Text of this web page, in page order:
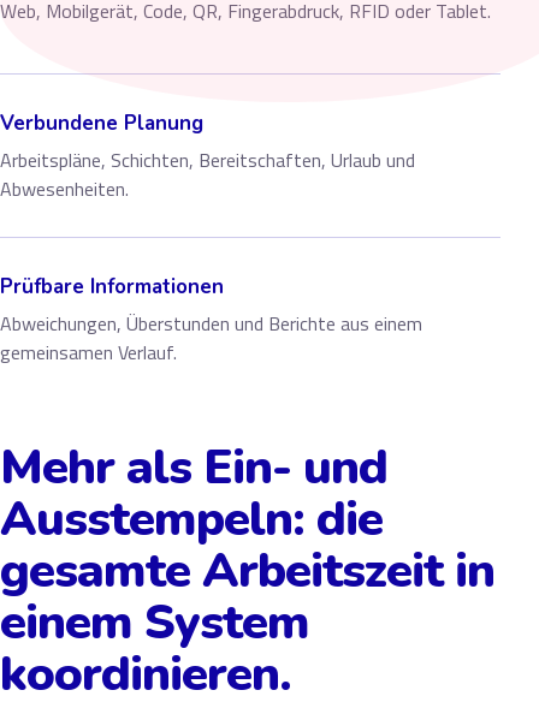
Web, Mobilgerät, Code, QR, Fingerabdruck, RFID oder Tablet.
Verbundene Planung
Arbeitspläne, Schichten, Bereitschaften, Urlaub und
Abwesenheiten.
Prüfbare Informationen
Abweichungen, Überstunden und Berichte aus einem
gemeinsamen Verlauf.
Mehr als Ein- und
Ausstempeln: die
gesamte Arbeitszeit in
einem System
koordinieren.